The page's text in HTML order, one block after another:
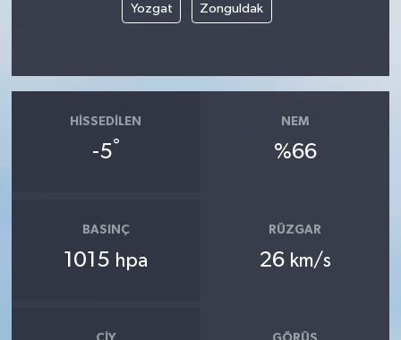
Yozgat Zonguldak
HISSEDILEN
-5°
NEM
%66
BASINÇ
1015 hpa
RÜZGAR
26 km/s